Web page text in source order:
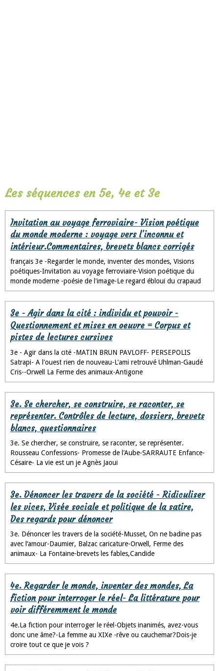
Les séquences en 5e, 4e et 3e
Invitation au voyage ferroviaire- Vision poétique
du monde moderne : voyage vers l’inconnu et
intérieur.Commentaires, brevets blancs corrigés
français 3e -Regarder le monde, inventer des mondes, Visions
poétiques-Invitation au voyage ferroviaire-Vision poétique du
monde moderne -poésie de l'image-Le regard ébloui du crapaud
3e - Agir dans la cité : individu et pouvoir -
Questionnement et mises en oeuvre = Corpus et
pistes de lectures cursives
3e - Agir dans la cité -MATIN BRUN PAVLOFF- PERSEPOLIS
Satrapi- A l'ouest rien de nouveau-L'ami retrouvé Uhlman-Gaudé
Cris--Orwell La Ferme des animaux-Antigone
3e. Se chercher, se construire, se raconter, se
représenter. Contrôles de lecture, dossiers, brevets
blancs, questionnaires
3e. Se chercher, se construire, se raconter, se représenter.
Rousseau Confessions- Promesse de l'Aube-SARRAUTE Enfance-
Césaire- La vie est un je Agnès Jaoui
3e. Dénoncer les travers de la société - Ridiculiser
les vices, Visée sociale et politique de la satire,
Des regards pour dénoncer
3e. Dénoncer les travers de la société-Musset, On ne badine pas
avec l’amour-Daumier, Balzac caricature-Orwell, Ferme des
animaux- La Fontaine-brevets les fables,Candide
4e. Regarder le monde, inventer des mondes, La
fiction pour interroger le réel- La littérature pour
voir différemment le monde
4e.La fiction pour interroger le réel-Objets inanimés, avez-vous
donc une âme?-La femme au XIXe -rêve ou cauchemar?Dois-je
croire tout ce que je vois ?